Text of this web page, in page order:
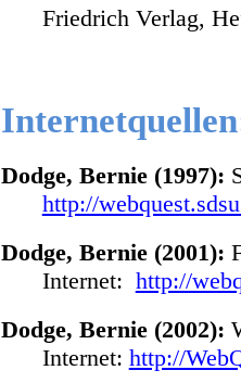
Friedrich Verlag,
Dodge, Bernie (1997):
http://
Dodge, Bernie (2001):
Internet: http://
Dodge, Bernie (2002):
Internet: http://